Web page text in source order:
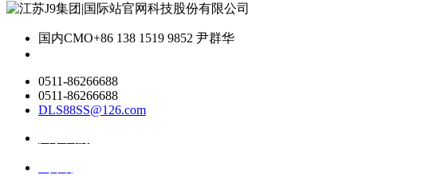
国内CMO+86 138 1519 9852 尹群华
0511-86266688
0511-86266688
DLS88SS@126.com